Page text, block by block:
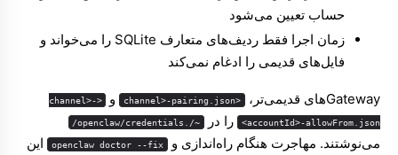
حساب تعیین می‌شود
زمان اجرا فقط ردیف‌های متعارف SQLite را می‌خواند و
فایل‌های قدیمی را ادغام نمی‌کند
Gatewayهای قدیمی‌تر، <channel>-pairing.json و <channel>-
<accountId>-allowFrom.json را در ~/.openclaw/credentials/
می‌نوشتند. مهاجرت هنگام راه‌اندازی و openclaw doctor --fix این